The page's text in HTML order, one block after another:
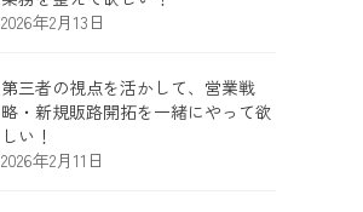
2026年2月13日
第三者の視点を活かして、営業戦
略・新規販路開拓を一緒にやって欲
しい！
2026年2月11日